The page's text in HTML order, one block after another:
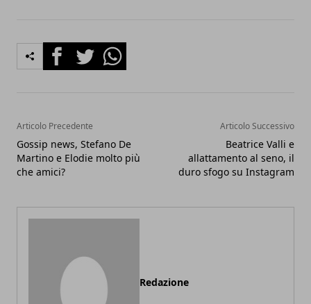
FacebookTwitterWhatsapp
Articolo Precedente
Gossip news, Stefano De
Martino e Elodie molto più
che amici?
Articolo Successivo
Beatrice Valli e
allattamento al seno, il
duro sfogo su Instagram
Redazione